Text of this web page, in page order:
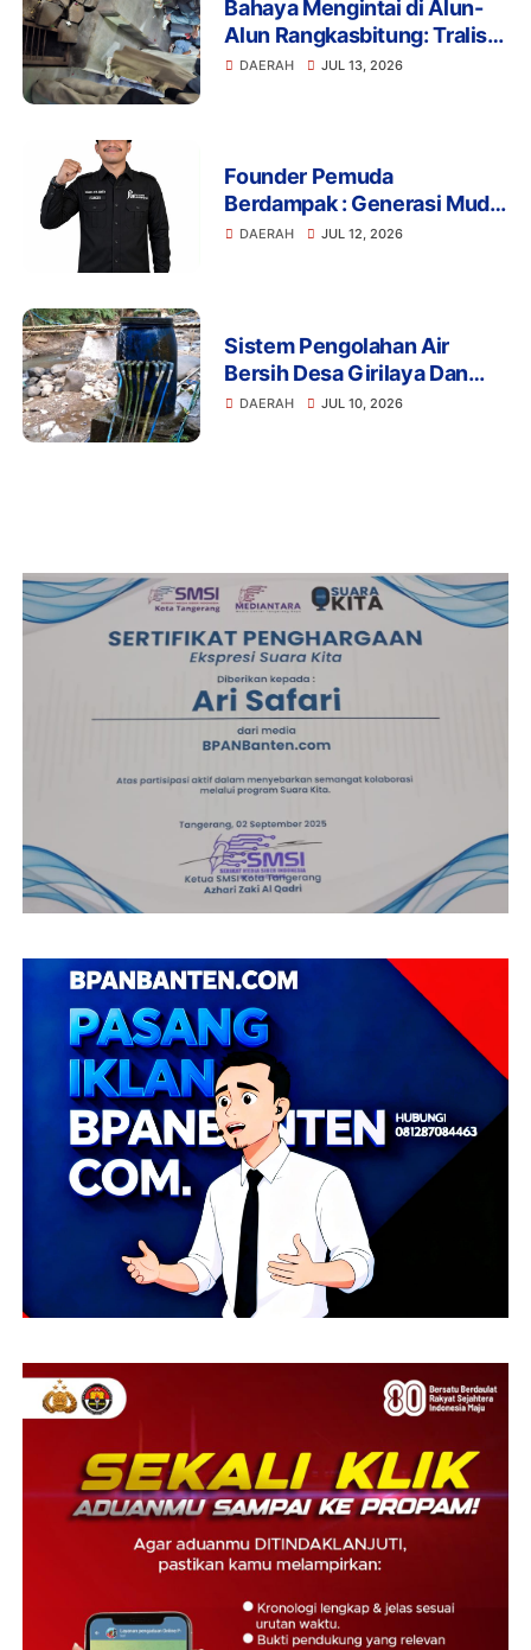
Bahaya Mengintai di Alun-
Alun Rangkasbitung: Tralis
Drainase Rusak Picu Banyak
DAERAH JUL 13, 2026
Founder Pemuda
Berdampak : Generasi Muda
Mengapresiasi Komitmen
DAERAH JUL 12, 2026
Sistem Pengolahan Air
Bersih Desa Girilaya Dan
Desa Jayapura Cipanas
DAERAH JUL 10, 2026